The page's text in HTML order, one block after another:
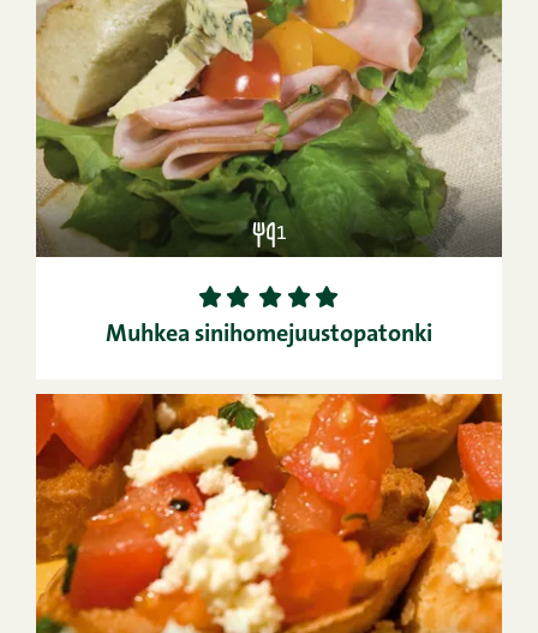
1
1 2 3 4
5
Muhkea sinihomejuustopatonki